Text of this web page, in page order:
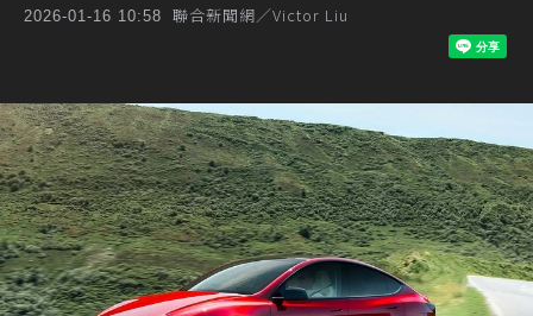
2026-01-16 10:58 聯合新聞網／Victor Liu